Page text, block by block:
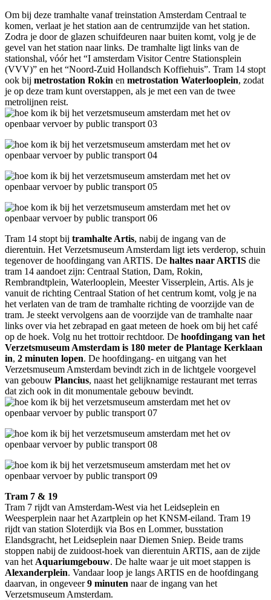
Om bij deze tramhalte vanaf treinstation Amsterdam Centraal te
komen, verlaat je het station aan de centrumzijde van het station.
Zodra je door de glazen schuifdeuren naar buiten komt, volg je de
gevel van het station naar links. De tramhalte ligt links van de
stationshal, vóór het “I amsterdam Visitor Centre Stationsplein
(VVV)” en het “Noord-Zuid Hollandsch Koffiehuis”. Tram 14 stopt
ook bij metrostation Rokin en metrostation Waterlooplein, zodat
je op deze tram kunt overstappen, als je met een van de twee
metrolijnen reist.
Tram 14 stopt bij tramhalte Artis, nabij de ingang van de
dierentuin. Het Verzetsmuseum Amsterdam ligt iets verderop, schuin
tegenover de hoofdingang van ARTIS. De haltes naar ARTIS die
tram 14 aandoet zijn: Centraal Station, Dam, Rokin,
Rembrandtplein, Waterlooplein, Meester Visserplein, Artis. Als je
vanuit de richting Centraal Station of het centrum komt, volg je na
het verlaten van de tram de tramhalte richting de voorzijde van de
tram. Je steekt vervolgens aan de voorzijde van de tramhalte naar
links over via het zebrapad en gaat meteen de hoek om bij het café
op de hoek. Volg nu het trottoir rechtdoor. De hoofdingang van het
Verzetsmuseum Amsterdam is 180 meter de Plantage Kerklaan
in, 2 minuten lopen. De hoofdingang- en uitgang van het
Verzetsmuseum Amsterdam bevindt zich in de lichtgele voorgevel
van gebouw Plancius, naast het gelijknamige restaurant met terras
dat zich ook in dit monumentale gebouw bevindt.
Tram 7 & 19
Tram 7 rijdt van Amsterdam-West via het Leidseplein en
Weesperplein naar het Azartplein op het KNSM-eiland. Tram 19
rijdt van station Sloterdijk via Bos en Lommer, busstation
Elandsgracht, het Leidseplein naar Diemen Sniep. Beide trams
stoppen nabij de zuidoost-hoek van dierentuin ARTIS, aan de zijde
van het Aquariumgebouw. De halte waar je uit moet stappen is
Alexanderplein. Vandaar loop je langs ARTIS en de hoofdingang
daarvan, in ongeveer9 minuten naar de ingang van het
Verzetsmuseum Amsterdam.